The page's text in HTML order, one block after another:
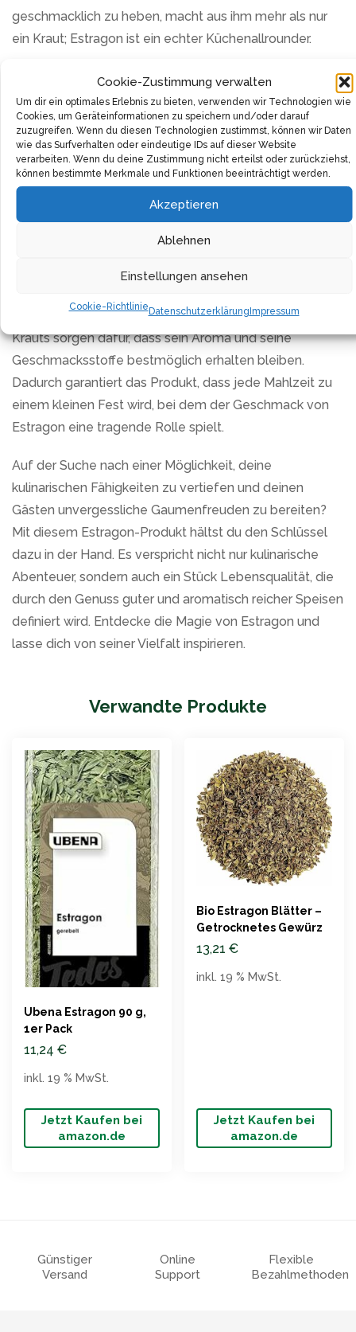
Cookie-Zustimmung verwalten
Um dir ein optimales Erlebnis zu bieten, verwenden wir Technologien wie
Cookies, um Geräteinformationen zu speichern und/oder darauf
zuzugreifen. Wenn du diesen Technologien zustimmst, können wir Daten
wie das Surfverhalten oder eindeutige IDs auf dieser Website
verarbeiten. Wenn du deine Zustimmung nicht erteilst oder zurückziehst,
können bestimmte Merkmale und Funktionen beeinträchtigt werden.
Akzeptieren
Ablehnen
Einstellungen ansehen
Cookie-RichtlinieDatenschutzerklärung Impressum
geschmacklich zu heben, macht aus ihm mehr als nur
ein Kraut; Estragon ist ein echter Küchenallrounder.
Für jene, die gern kochen und experimentieren, bietet
dieses Estragon-Produkt eine hervorragende
Grundlage. Es lädt dazu ein, traditionelle Rezepte neu
zu interpretieren und eigene Kreationen zu wagen.
Seine Charakteristik, die zwischen süßlich und herb
changiert, begeistert sowohl Hobbyköche als auch
professionelle Kulinarik-Künstler und fordert dazu
heraus, das eigene Geschmacksspektrum zu erweitern.
Eine Prise dieses Estragons genügt, um deinen
verleihen. Die Kultivierung und Verarbeitung dieses
Krauts sorgen dafür, dass sein Aroma und seine
Geschmacksstoffe bestmöglich erhalten bleiben.
Dadurch garantiert das Produkt, dass jede Mahlzeit zu
einem kleinen Fest wird, bei dem der Geschmack von
Estragon eine tragende Rolle spielt.
Auf der Suche nach einer Möglichkeit, deine
kulinarischen Fähigkeiten zu vertiefen und deinen
Gästen unvergessliche Gaumenfreuden zu bereiten?
Mit diesem Estragon-Produkt hältst du den Schlüssel
dazu in der Hand. Es verspricht nicht nur kulinarische
Abenteuer, sondern auch ein Stück Lebensqualität, die
durch den Genuss guter und aromatisch reicher Speisen
definiert wird. Entdecke die Magie von Estragon und
lasse dich von seiner Vielfalt inspirieren.
Verwandte Produkte
Ubena Estragon 90 g,
1er Pack
11,24 €
Jetzt Kaufen bei
amazon.de
inkl. 19 % MwSt.
Bio Estragon Blätter –
Getrocknetes Gewürz
13,21 €
Jetzt Kaufen bei
amazon.de
inkl. 19 % MwSt.
Günstiger
Versand
Online
Support
Flexible
Bezahlmethoden